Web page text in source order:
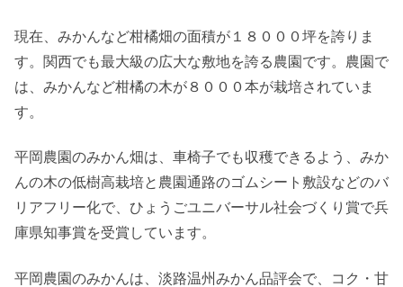
現在、みかんなど柑橘畑の面積が１８０００坪を誇りま
す。関西でも最大級の広大な敷地を誇る農園です。農園で
は、みかんなど柑橘の木が８０００本が栽培されていま
す。
平岡農園のみかん畑は、車椅子でも収穫できるよう、みか
んの木の低樹高栽培と農園通路のゴムシート敷設などのバ
リアフリー化で、ひょうごユニバーサル社会づくり賞で兵
庫県知事賞を受賞しています。
平岡農園のみかんは、淡路温州みかん品評会で、コク・甘